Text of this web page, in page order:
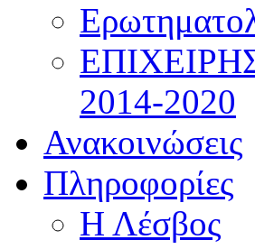
2014-2020
Ανακοινώσεις
Πληροφορίες
Η Λέσβος